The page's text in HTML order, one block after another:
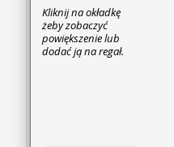
Kliknij na okładkę
żeby zobaczyć
powiększenie lub
dodać ją na regał.